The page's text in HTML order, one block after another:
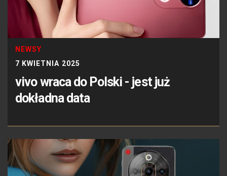
NEWSY
7 KWIETNIA 2025
vivo wraca do Polski - jest już
dokładna data